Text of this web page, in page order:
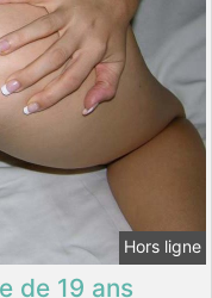
Hors ligne
de 19 ans